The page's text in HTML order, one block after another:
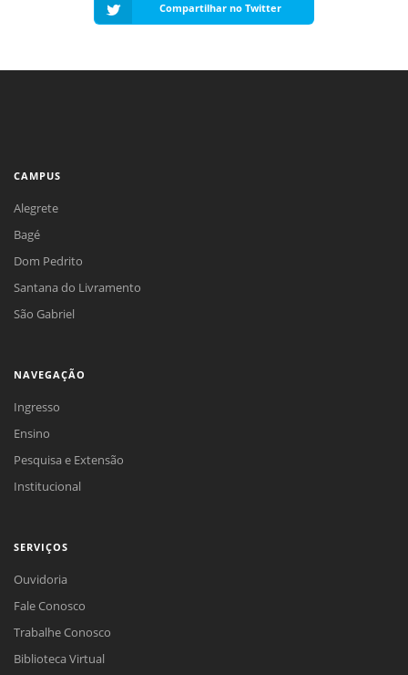
Compartilhar no Twitter
CAMPUS
Alegrete
Bagé
Dom Pedrito
Santana do Livramento
São Gabriel
NAVEGAÇÃO
Ingresso
Ensino
Pesquisa e Extensão
Institucional
SERVIÇOS
Ouvidoria
Fale Conosco
Trabalhe Conosco
Biblioteca Virtual